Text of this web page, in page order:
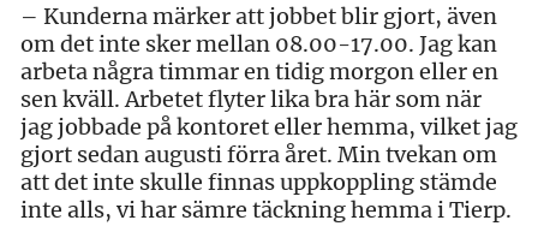
– Kunderna märker att jobbet blir gjort, även
om det inte sker mellan 08.00-17.00. Jag kan
arbeta några timmar en tidig morgon eller en
sen kväll. Arbetet flyter lika bra här som när
jag jobbade på kontoret eller hemma, vilket jag
gjort sedan augusti förra året. Min tvekan om
att det inte skulle finnas uppkoppling stämde
inte alls, vi har sämre täckning hemma i Tierp.